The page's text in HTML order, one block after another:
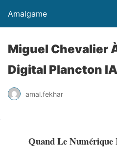
Amalgame
Miguel Chevalier
Digital Plancton
amal.fekhar
Quand Le Numérique